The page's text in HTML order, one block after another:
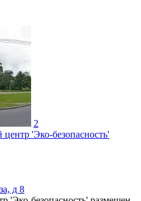
2
'Эко-безопасность'
д 8